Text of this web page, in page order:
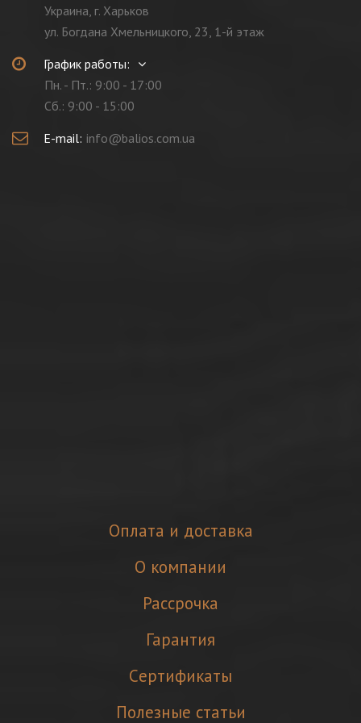
Украина, г. Харьков
ул. Богдана Хмельницкого, 23, 1-й этаж
График работы:
Пн. - Пт.: 9:00 - 17:00
Cб.: 9:00 - 15:00
E-mail: info@balios.com.ua
Оплата и доставка
О компании
Рассрочка
Гарантия
Cертификаты
Полезные статьи